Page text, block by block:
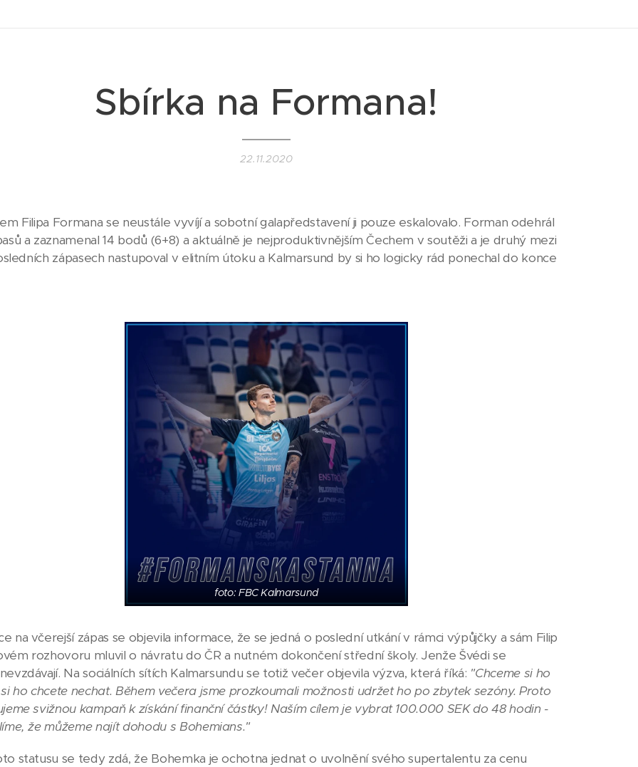
Sbírka na Formana!
22.11.2020
Filipa Formana se neustále vyvíjí a sobotní galapředstavení ji pouze eskalovalo. Forman odehrál
a zaznamenal 14 bodů (6+8) a aktuálně je nejproduktivnějším Čechem v soutěži a je druhý mezi
zápasech nastupoval v elitním útoku a Kalmarsund by si ho logicky rád ponechal do konce
foto: FBC Kalmarsund
na včerejší zápas se objevila informace, že se jedná o poslední utkání v rámci výpůjčky a sám Filip
rozhovoru mluvil o návratu do ČR a nutném dokončení střední školy. Jenže Švédi se
Na sociálních sítích Kalmarsundu se totiž večer objevila výzva, která říká: "Chceme si ho
ho chcete nechat. Během večera jsme prozkoumali možnosti udržet ho po zbytek sezóny. Proto
svižnou kampaň k získání finanční částky! Naším cílem je vybrat 100.000 SEK do 48 hodin -
že můžeme najít dohodu s Bohemians."
statusu se tedy zdá, že Bohemka je ochotna jednat o uvolnění svého supertalentu za cenu